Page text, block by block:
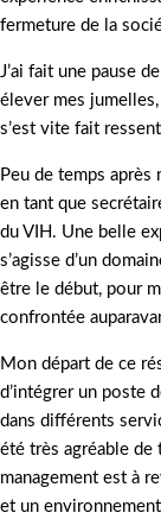
fermeture de la
J’ai fait une pause
élever mes
s’est vite fait
Peu de temps
en tant que
du VIH. Une belle
s’agisse d’un
être le début, pour
confrontée
Mon départ de ce
d’intégrer un poste
dans différents
été très agréable de
management est à
et un